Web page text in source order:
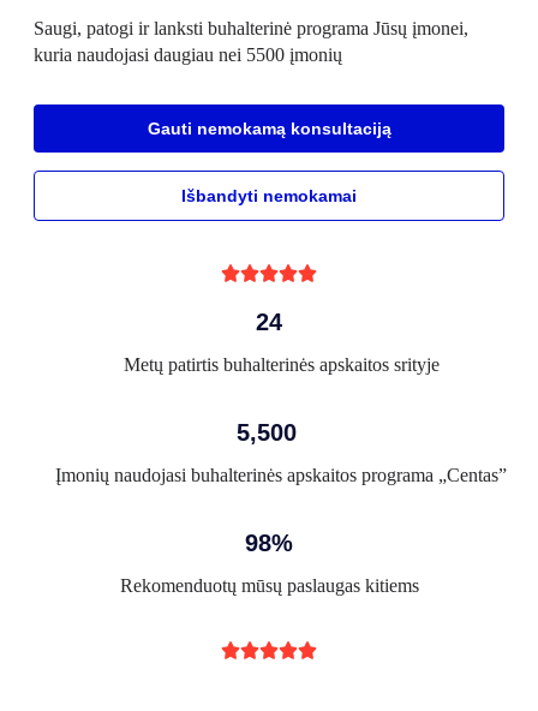
Išbandyti nemokamai
Gauti nemokamą konsultaciją
Saugi, patogi ir lanksti buhalterinė programa Jūsų įmonei,
kuria naudojasi daugiau nei 5500 įmonių

24
Metų patirtis buhalterinės apskaitos srityje
5,500
Įmonių naudojasi buhalterinės apskaitos programa „Centas”
98%
Rekomenduotų mūsų paslaugas kitiems
